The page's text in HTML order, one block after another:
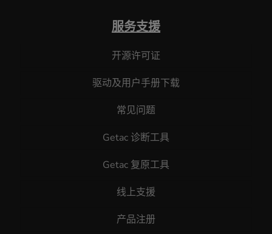
服务支援
开源许可证
驱动及用户手册下载
常见问题
Getac 诊断工具
Getac 复原工具
线上支援
产品注册